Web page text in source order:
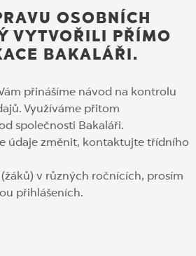
OSOBNÍCH
VYTVOŘILI PŘÍMO
BAKALÁŘI.
přinášíme návod na kontrolu
Využíváme přitom
společnosti Bakaláři.
údaje změnit, kontaktujte třídního
v různých ročnících, prosím
přihlášeních.